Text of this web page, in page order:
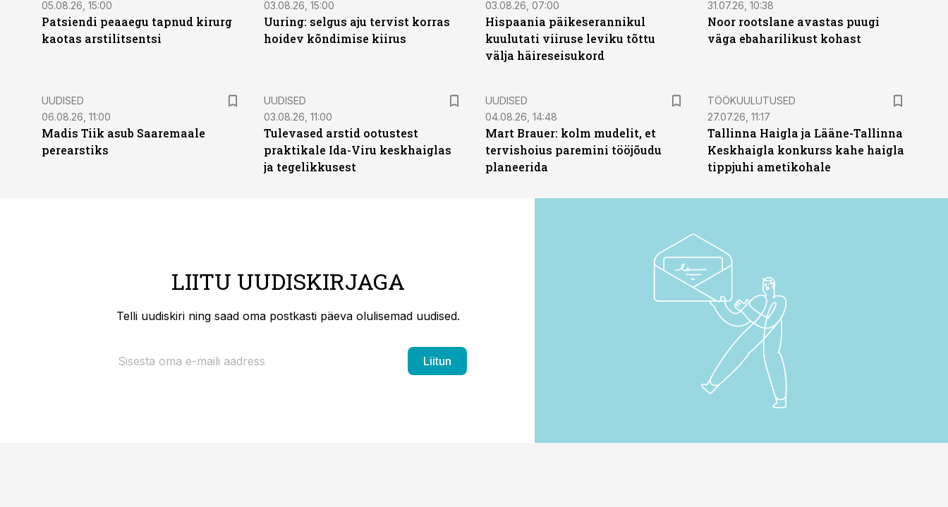
05.08.26, 15:00
Patsiendi peaaegu tapnud kirurg
kaotas arstilitsentsi
03.08.26, 15:00
Uuring: selgus aju tervist korras
hoidev kõndimise kiirus
03.08.26, 07:00
Hispaania päikeserannikul
kuulutati viiruse leviku tõttu
välja häireseisukord
31.07.26, 10:38
Noor rootslane avastas puugi
väga ebaharilikust kohast
UUDISED
06.08.26, 11:00
Madis Tiik asub Saaremaale
perearstiks
UUDISED
03.08.26, 11:00
Tulevased arstid ootustest
praktikale Ida-Viru keskhaiglas
ja tegelikkusest
UUDISED
04.08.26, 14:48
Mart Brauer: kolm mudelit, et
tervishoius paremini tööjõudu
planeerida
ST
TÖÖKUULUTUSED
27.07.26, 11:17
Tallinna Haigla ja Lääne-Tallinna
Keskhaigla konkurss kahe haigla
tippjuhi ametikohale
LIITU UUDISKIRJAGA
Telli uudiskiri ning saad oma postkasti päeva olulisemad uudised.
Liitun